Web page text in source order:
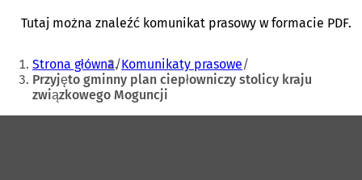
Tutaj można znaleźć komunikat prasowy w formacie PDF.
Jesteś
tutaj:
Strona główna Komunikaty prasowe
Przyjęto gminny plan ciepłowniczy stolicy kraju
związkowego Moguncji